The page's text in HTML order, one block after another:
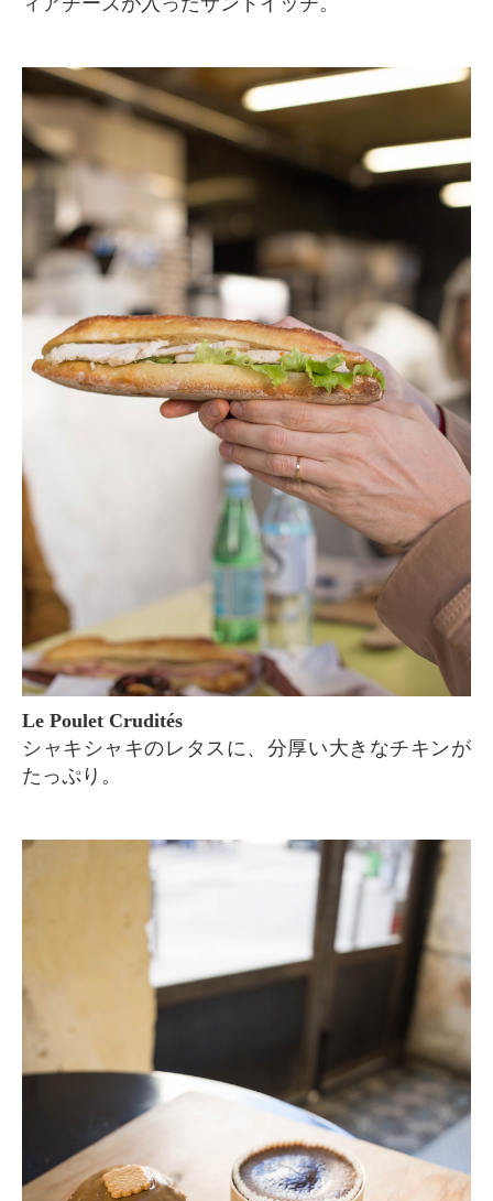
Le Poulet Crudités
シャキシャキのレタスに、分厚い大きなチキンが
たっぷり。